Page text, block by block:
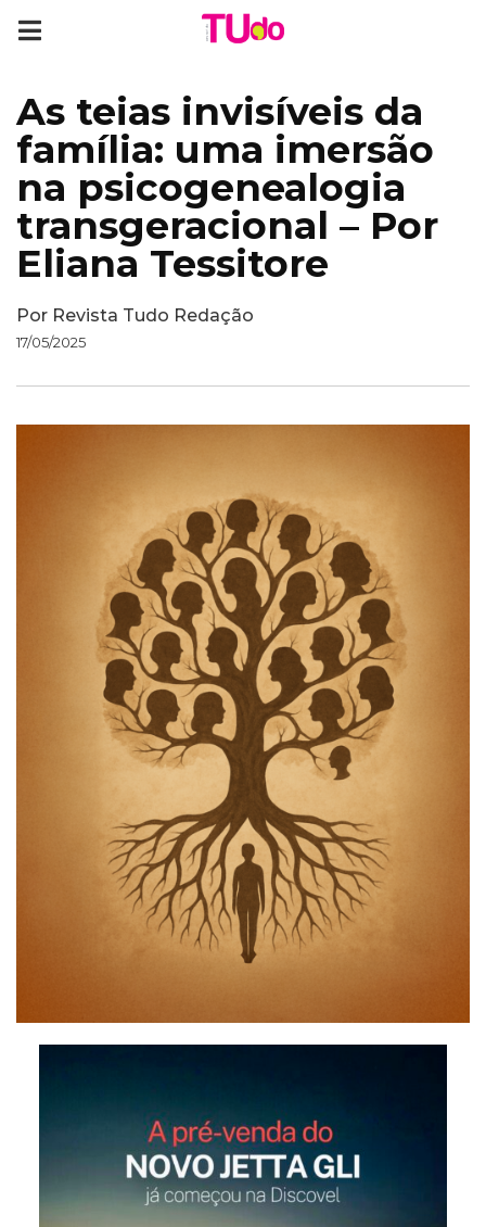
As teias invisíveis da
família: uma imersão
na psicogenealogia
transgeracional – Por
Eliana Tessitore
Por Revista Tudo Redação
17/05/2025